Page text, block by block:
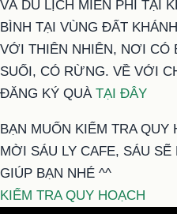
VÀ DU LỊCH MIỄN PHÍ TẠI
BÌNH TẠI VÙNG ĐẤT
VỚI THIÊN NHIÊN, NƠI CÓ
SUỐI, CÓ RỪNG. VỀ VỚI
ĐĂNG KÝ QUÀ TẠI ĐÂY
BẠN MUỐN KIỂM TRA QUY
MỜI SÁU LY CAFE, SÁU SẼ
GIÚP BẠN NHÉ ^^
KIỂM TRA QUY HOẠCH